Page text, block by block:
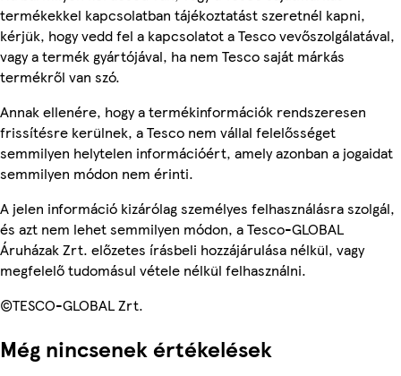
termékekkel kapcsolatban tájékoztatást szeretnél kapni,
kérjük, hogy vedd fel a kapcsolatot a Tesco vevőszolgálatával,
vagy a termék gyártójával, ha nem Tesco saját márkás
termékről van szó.
Annak ellenére, hogy a termékinformációk rendszeresen
frissítésre kerülnek, a Tesco nem vállal felelősséget
semmilyen helytelen információért, amely azonban a jogaidat
semmilyen módon nem érinti.
A jelen információ kizárólag személyes felhasználásra szolgál,
és azt nem lehet semmilyen módon, a Tesco-GLOBAL
Áruházak Zrt. előzetes írásbeli hozzájárulása nélkül, vagy
megfelelő tudomásul vétele nélkül felhasználni.
©TESCO-GLOBAL Zrt.
Még nincsenek értékelések